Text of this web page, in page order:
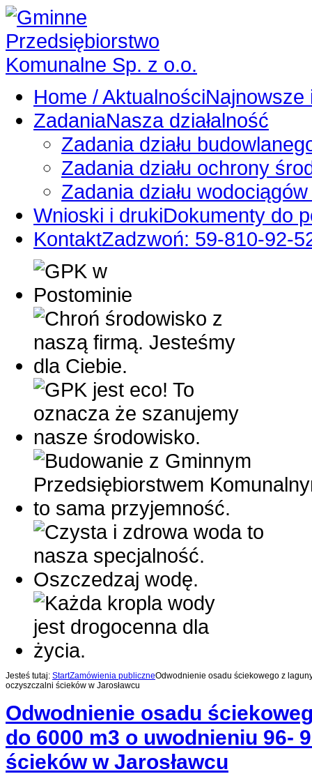
Home / AktualnościNajnowsze
ZadaniaNasza działalność
Zadania działu
Zadania działu ochrony
Zadania działu
Wnioski i drukiDokumenty do
KontaktZadzwoń: 59-810-92-
Jesteś tutaj: StartZamówienia publiczneOdwodnienie osadu ściekowego z
oczyszczalni ścieków w Jarosławcu
Odwodnienie osadu
do 6000 m3 o uwodnieniu 96-
ścieków w Jarosławcu